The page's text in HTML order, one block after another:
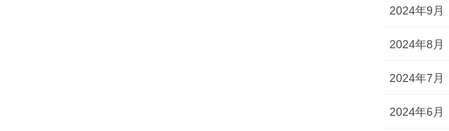
2024年9月
2024年8月
2024年7月
2024年6月